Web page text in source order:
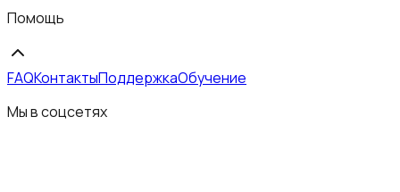
Помощь
FAQКонтактыПоддержкаОбучение
Мы в соцсетях